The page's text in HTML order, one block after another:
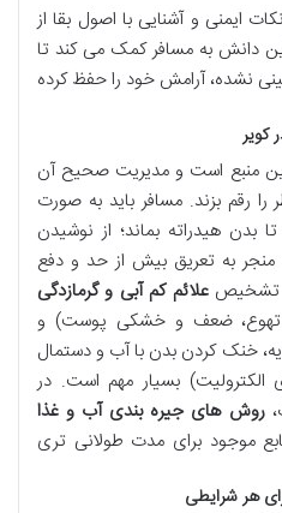
ایمنی و آشنایی با اصول بقا از
دانش به مسافر کمک می کند تا
نشده، آرامش خود را حفظ کرده
کویر
منبع است و مدیریت صحیح آن
رقم بزند. مسافر باید به صورت
هیدراته بماند؛ از نوشیدن
منجر به تعریق بیش از حد و دفع
تشخیصعلائم کم آبی و گرمازدگی
تهوع، ضعف و خشکی پوست) و
خنک کردن بدن با آب و دستمال
بسیار مهم است. در
روش های جیره بندی آب و غذا
موجود برای مدت طولانی تری
هر شرایطی